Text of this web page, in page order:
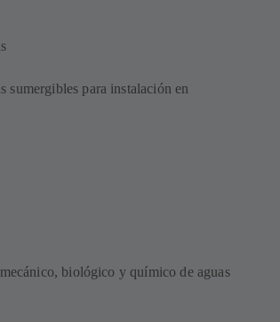
sumergibles para instalación en
biológico y químico de aguas